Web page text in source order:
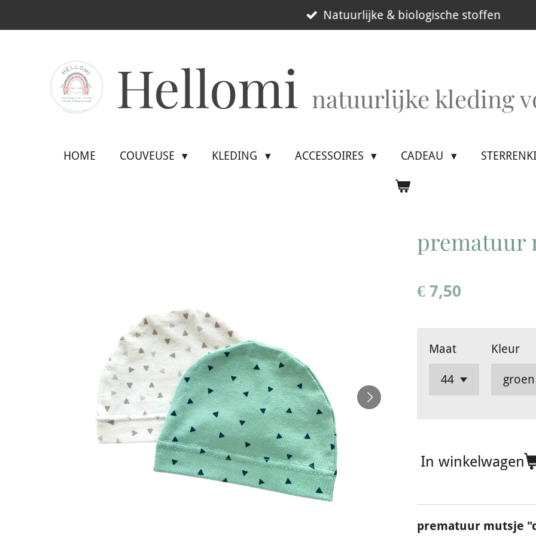
direct
hoofdinhoud
Natuurlijke & biologische stoffen
Hellomi natuurlijke kleding
HOME COUVEUSE KLEDING ACCESSOIRES CADEAU
prematuur
€ 7,50
Maat Kleur
In winkelwagen
prematuur mutsje